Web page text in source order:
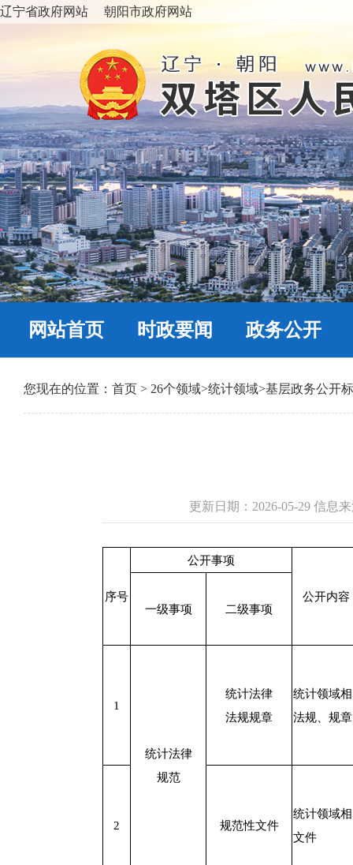
辽宁省政府网站 朝阳市政府网站
网站首页 时政要闻 政务公开
您现在的位置： 首页 > 26个领域>统计领域>基层政务公开
更新日期：2026-05-29 信息
序号
公开事项
公开内容
一级事项
二级事项
1
统计法律
规范
统计法律
法规规章
统计领域
法规、规章
2 规范性文件
统计领域
文件